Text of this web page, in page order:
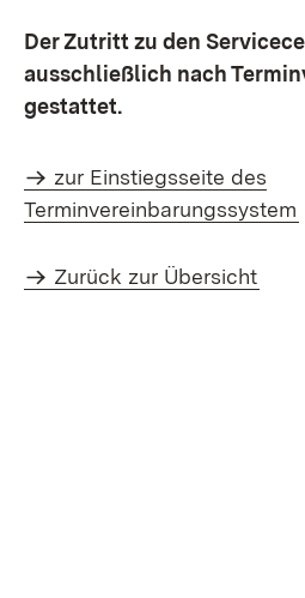
Der Zutritt zu den
ausschließlich nach
gestattet.
zur Einstiegsseite des
Terminvereinbarungssystem
Zurück zur Übersicht